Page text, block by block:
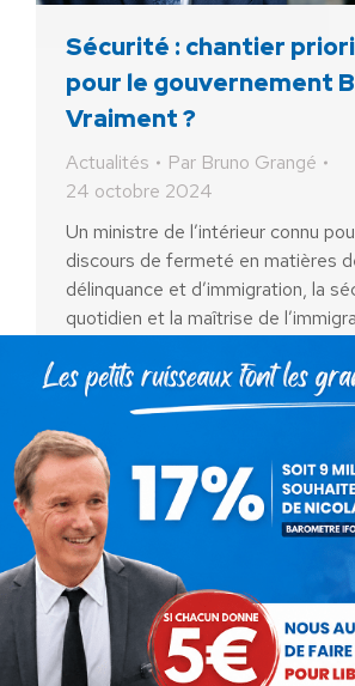
Sécurité : chantier
pour le gouvernement
Vraiment ?
Actualités Par Bruno Grangé
24 octobre 2024
Un ministre de l’intérieur connu
discours de fermeté en matières
délinquance et d’immigration, la
quotidien et la maîtrise de